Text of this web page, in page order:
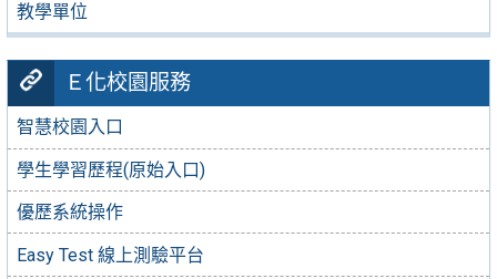
教學單位
Ｅ化校園服務
智慧校園入口
學生學習歷程(原始入口)
優歷系統操作
Easy Test 線上測驗平台